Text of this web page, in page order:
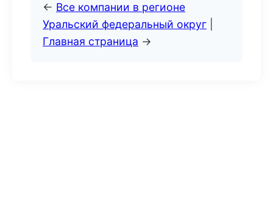
← Все компании в регионе
Уральский федеральный округ
Главная страница →